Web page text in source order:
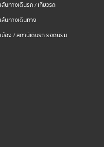
เส้นทางเดินรถ / เที่ยวรถ
เส้นทางเดินทาง
เมือง / สถานีเดินรถ ยอดนิยม